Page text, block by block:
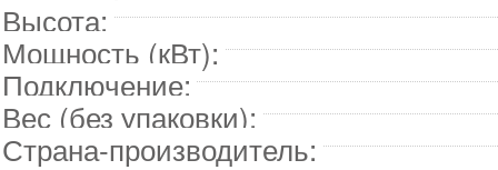
Высота:
Мощность (кВт):
Подключение:
Вес (без упаковки):
Страна-производитель: